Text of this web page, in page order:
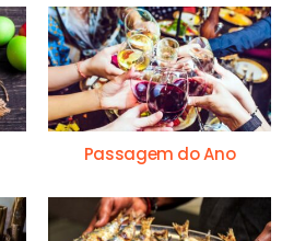
Passagem do Ano